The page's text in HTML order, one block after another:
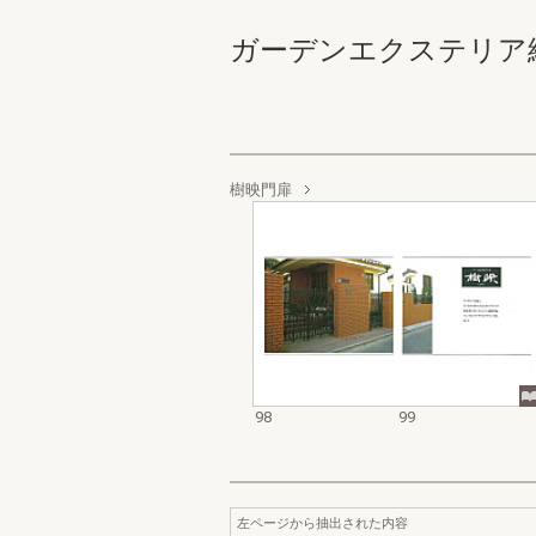
ガーデンエクステリア
樹映門扉
98 99
左ページから抽出された内容